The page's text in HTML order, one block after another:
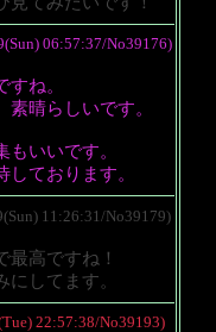
06:57:37/No39176)
ね。
素晴らしいです。
もいいです。
しております。
11:26:31/No39179)
最高ですね！
にしてます。
22:57:38/No39193)